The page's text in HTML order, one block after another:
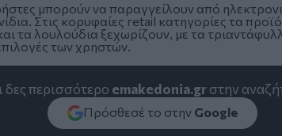
μπορούν να παραγγείλουν από
Στις κορυφαίες retail κατηγορίες τα
τα λουλούδια ξεχωρίζουν, με τα
των χρηστών.
δες περισσότερο emakedonia.grστην
Πρόσθεσέ το στην Google